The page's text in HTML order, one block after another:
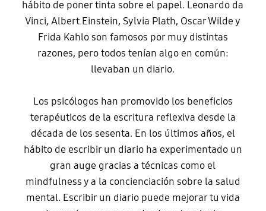
hábito de poner tinta sobre el papel. Leonardo da
Vinci, Albert Einstein, Sylvia Plath, Oscar Wilde y
Frida Kahlo son famosos por muy distintas
razones, pero todos tenían algo en común:
llevaban un diario.
Los psicólogos han promovido los beneficios
terapéuticos de la escritura reflexiva desde la
década de los sesenta. En los últimos años, el
hábito de escribir un diario ha experimentado un
gran auge gracias a técnicas como el
mindfulness y a la concienciación sobre la salud
mental. Escribir un diario puede mejorar tu vida